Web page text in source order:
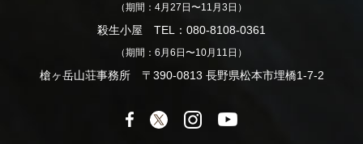
（期間：4月27日〜11月3日）
殺生小屋 TEL：080-8108-0361
（期間：6月6日〜10月11日）
槍ヶ岳山荘事務所 〒390-0813 長野県松本市埋橋1-7-2